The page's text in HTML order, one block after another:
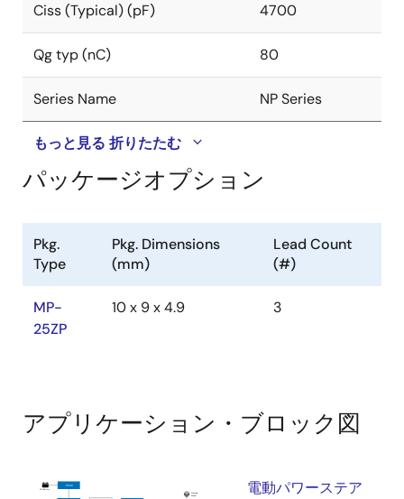
Ciss (Typical) (pF) 4700
Qg typ (nC) 80
Series Name NP Series
もっと見る 折りたたむ
パッケージオプション
Pkg.
Type
Pkg. Dimensions
(mm)
Lead Count
(#)
MP-
25ZP
10 x 9 x 4.9 3
アプリケーション・ブロック図
電動パワーステア